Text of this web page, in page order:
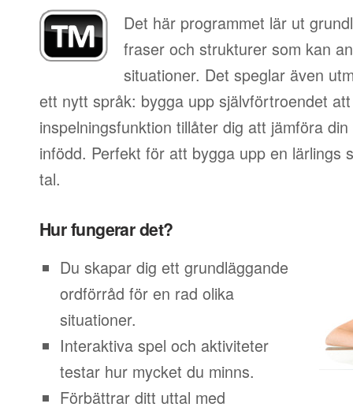
Det här programmet lär ut
fraser och strukturer som kan
situationer. Det speglar även
ett nytt språk: bygga upp självförtroendet att
inspelningsfunktion tillåter dig att jämföra
infödd. Perfekt för att bygga upp en lärlings
tal.
Hur fungerar det?
Du skapar dig ett grundläggande
ordförråd för en rad olika
situationer.
Interaktiva spel och aktiviteter
testar hur mycket du minns.
Förbättrar ditt uttal med